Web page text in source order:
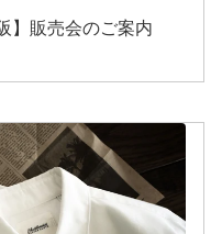
】販売会のご案内